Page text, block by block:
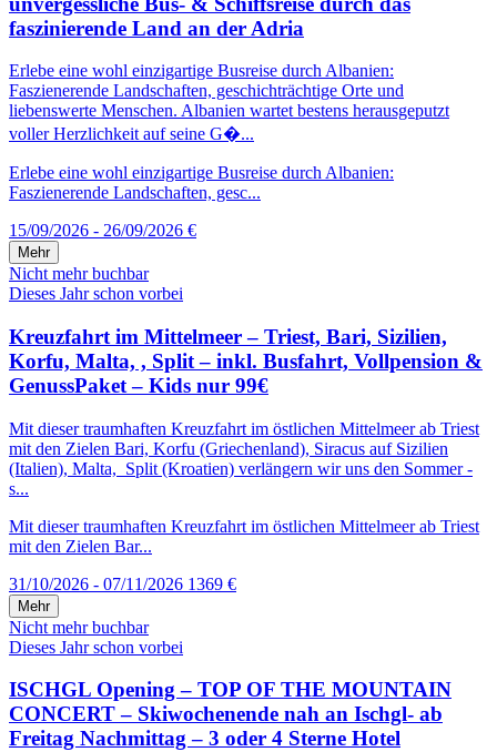
faszinierende Land an der Adria
Erlebe eine wohl einzigartige Busreise durch Albanien:
Faszienerende Landschaften, geschichträchtige Orte und
liebenswerte Menschen. Albanien wartet bestens herausgeputzt
voller Herzlichkeit auf seine G�...
Erlebe eine wohl einzigartige Busreise durch Albanien:
Faszienerende Landschaften, gesc...
15/09/2026 - 26/09/2026 €
Mehr
Nicht mehr buchbar
Dieses Jahr schon vorbei
Kreuzfahrt im Mittelmeer – Triest, Bari, Sizilien,
Korfu, Malta, , Split – inkl. Busfahrt, Vollpension &
GenussPaket – Kids nur 99€
Mit dieser traumhaften Kreuzfahrt im östlichen Mittelmeer ab Triest
mit den Zielen Bari, Korfu (Griechenland), Siracus auf Sizilien
(Italien), Malta, Split (Kroatien) verlängern wir uns den Sommer -
s...
Mit dieser traumhaften Kreuzfahrt im östlichen Mittelmeer ab Triest
mit den Zielen Bar...
31/10/2026 - 07/11/2026 1369 €
Mehr
Nicht mehr buchbar
Dieses Jahr schon vorbei
ISCHGL Opening – TOP OF THE MOUNTAIN
CONCERT – Skiwochenende nah an Ischgl- ab
Freitag Nachmittag – 3 oder 4 Sterne Hotel